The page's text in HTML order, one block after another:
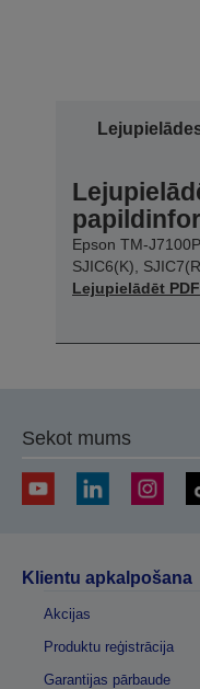
Epson TM-
SJIC6(K),
Lejupielādēt PDF
Sekot mums
Klientu apkalpošana
Akcijas
Produktu reģistrācija
Garantijas pārbaude